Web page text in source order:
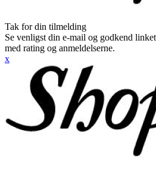
Tak for din tilmelding
Se venligst din e-mail og godkend
med rating og anmeldelserne.
x